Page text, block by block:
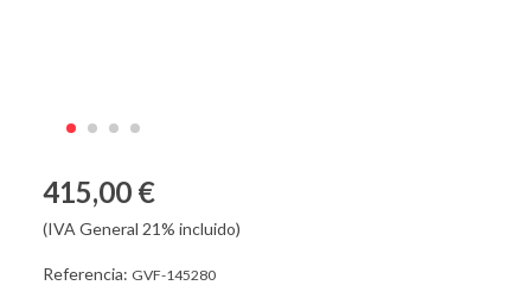
415,00 €
(IVA General 21% incluido)
Referencia: GVF-145280